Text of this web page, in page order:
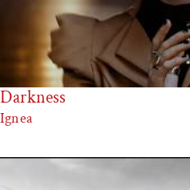
Darkness
Ignea